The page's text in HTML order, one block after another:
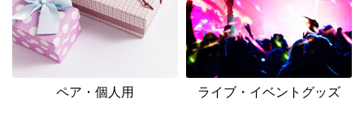
ペア・個人用 ライブ・イベントグッズ